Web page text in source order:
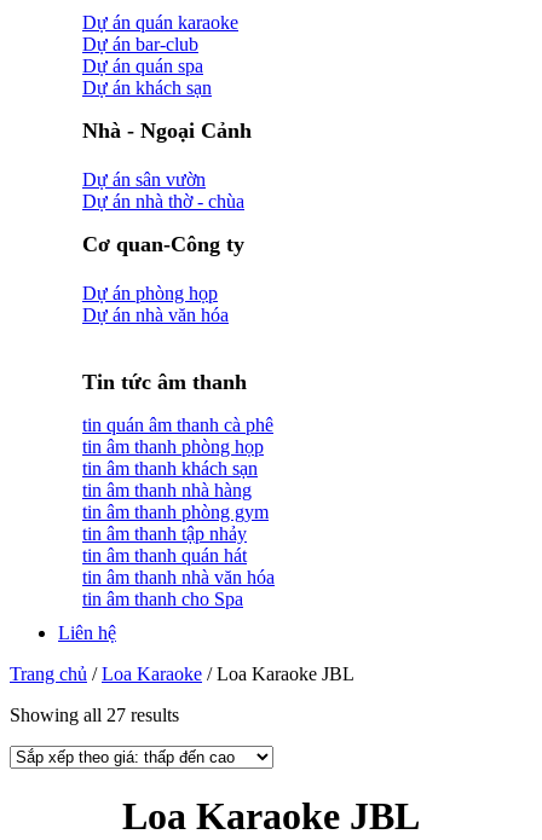
Dự án quán karaoke
Dự án bar-club
Dự án quán spa
Dự án khách sạn
Nhà - Ngoại Cảnh
Dự án sân vườn
Dự án nhà thờ - chùa
Cơ quan-Công ty
Dự án phòng họp
Dự án nhà văn hóa
Tin tức âm thanh
tin quán âm thanh cà phê
tin âm thanh phòng họp
tin âm thanh khách sạn
tin âm thanh nhà hàng
tin âm thanh phòng gym
tin âm thanh tập nhảy
tin âm thanh quán hát
tin âm thanh nhà văn hóa
tin âm thanh cho Spa
Liên hệ
Trang chủ / Loa Karaoke /Loa Karaoke JBL
Showing all 27 results
Loa Karaoke JBL